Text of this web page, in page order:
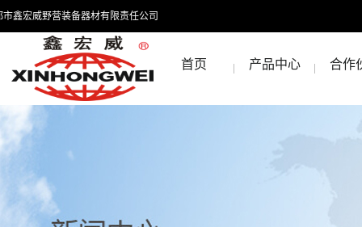
市鑫宏威野营装备器材有限责任公司
首页 产品中心 合作